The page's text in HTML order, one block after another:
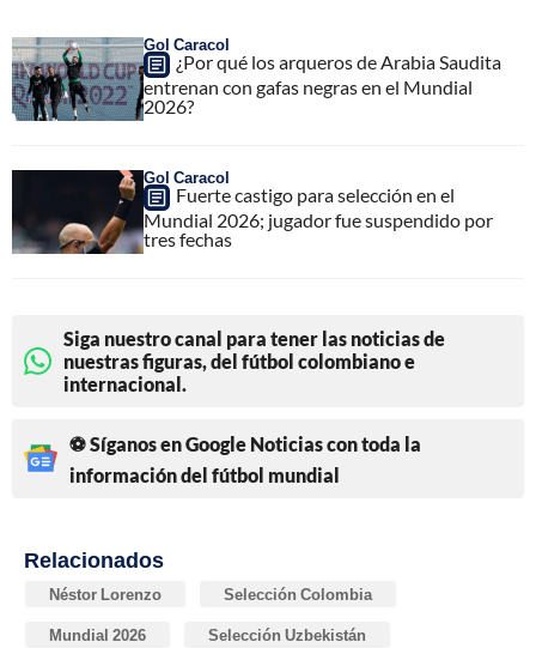
Gol Caracol
¿Por qué los arqueros de Arabia Saudita
entrenan con gafas negras en el Mundial
2026?
Gol Caracol
Fuerte castigo para selección en el
Mundial 2026; jugador fue suspendido por
tres fechas
Siga nuestro canal para tener las noticias de
nuestras figuras, del fútbol colombiano e
internacional.
⚽ Síganos en Google Noticias con toda la
información del fútbol mundial
Relacionados
Néstor Lorenzo Selección Colombia
Mundial 2026 Selección Uzbekistán